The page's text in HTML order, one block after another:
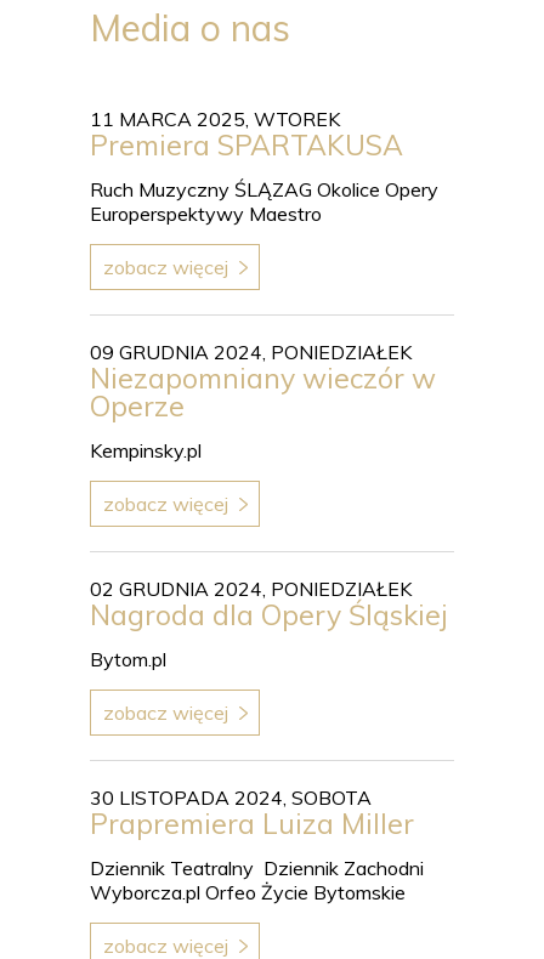
Media o nas
11 MARCA 2025, WTOREK
Premiera SPARTAKUSA
Ruch Muzyczny ŚLĄZAG Okolice Opery
Europerspektywy Maestro
zobacz więcej
09 GRUDNIA 2024, PONIEDZIAŁEK
Niezapomniany wieczór w
Operze
Kempinsky.pl
zobacz więcej
02 GRUDNIA 2024, PONIEDZIAŁEK
Nagroda dla Opery Śląskiej
Bytom.pl
zobacz więcej
30 LISTOPADA 2024, SOBOTA
Prapremiera Luiza Miller
Dziennik Teatralny Dziennik Zachodni
Wyborcza.pl Orfeo Życie Bytomskie
zobacz więcej